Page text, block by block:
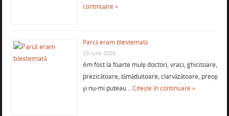
continuare »
Parcă eram blestemată
28 iulie 2026
Am fost la foarte mulţi doctori, vraci, ghicitoare,
prezicătoare, tămăduitoare, clarvăzătoare, preoţi
şi nu-mi puteau …Citește în continuare »